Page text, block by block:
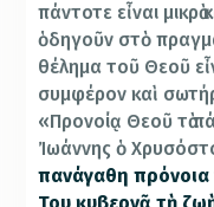
πάντοτε εἶναι μικρὰ
ὁδηγοῦν στὸ
θέλημα τοῦ Θεοῦ
συμφέρον καὶ
«Προνοίᾳ Θεοῦ τὰ
Ἰωάννης ὁ
πανάγαθη